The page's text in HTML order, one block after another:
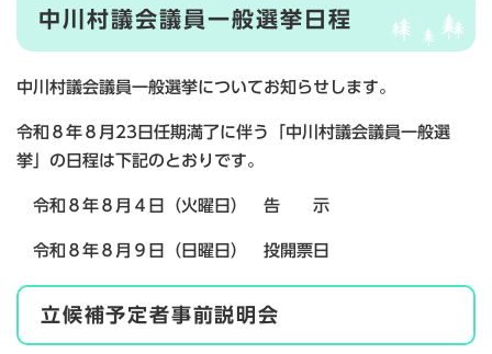
中川村議会議員一般選挙日程
中川村議会議員一般選挙についてお知らせします。
令和８年８月23日任期満了に伴う「中川村議会議員一般選
挙」の日程は下記のとおりです。
令和８年８月４日（火曜日） 告 示
令和８年８月９日（日曜日） 投開票日
立候補予定者事前説明会